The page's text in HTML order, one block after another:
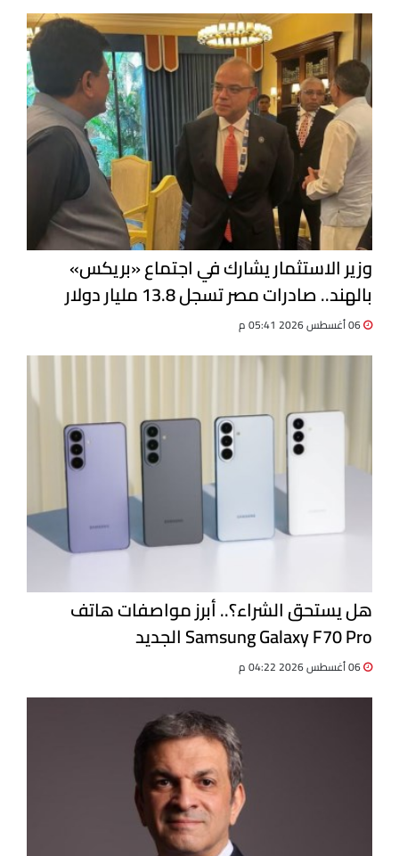
وزير الاستثمار يشارك في اجتماع «بريكس»
بالهند.. صادرات مصر تسجل 13.8 مليار دولار
هل يستحق الشراء؟.. أبرز مواصفات هاتف
Samsung Galaxy F70 Pro الجديد